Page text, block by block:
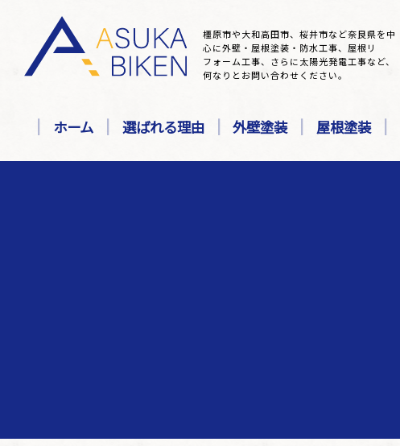
橿原市や大和高田市、桜井市など奈良県を中
心に外壁・屋根塗装・防水工事、屋根リ
フォーム工事、さらに太陽光発電工事など、
何なりとお問い合わせください。
ホーム 選ばれる理由 外壁塗装 屋根塗装